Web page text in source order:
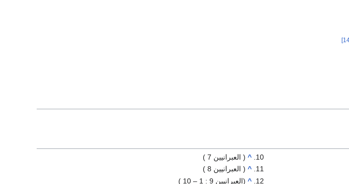
^ ( العبرانيين 7 )
^ ( العبرانيين 8 )
^ (العبرانيين 9 : 1 – 10 )